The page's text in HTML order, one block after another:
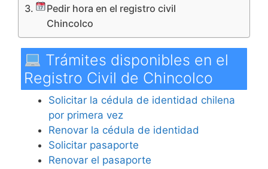
Pedir hora en el registro civil
Chincolco
Trámites disponibles en el
Registro Civil de Chincolco
Solicitar la cédula de identidad chilena
por primera vez
Renovar la cédula de identidad
Solicitar pasaporte
Renovar el pasaporte